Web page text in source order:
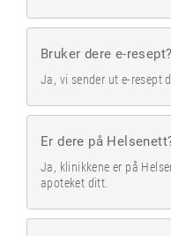
Bruker dere e-resept?
Ja, vi sender ut e-resept
Er dere på
Ja, klinikkene er på
apoteket ditt.